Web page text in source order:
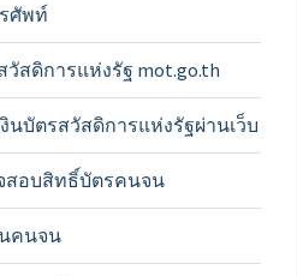
ศัพท์
วัสดิการแห่งรัฐ mot.go.th
งินบัตรสวัสดิการแห่งรัฐผ่านเว็บ
สอบสิทธิ์บัตรคนจน
คนจน